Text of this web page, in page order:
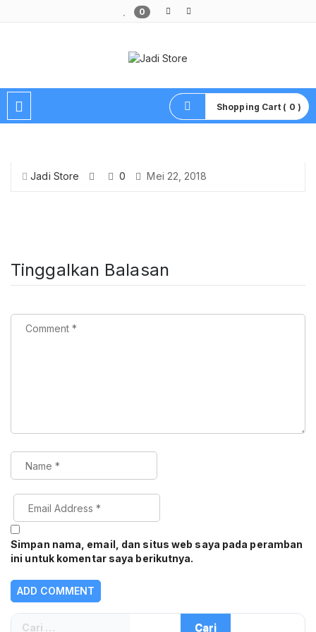
0
Shopping Cart ( 0 )
Jadi Store 0 Mei 22, 2018
Tinggalkan Balasan
Simpan nama, email, dan situs web saya pada peramban
ini untuk komentar saya berikutnya.
Cari